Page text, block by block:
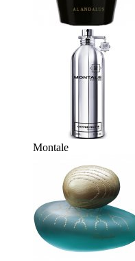
Montale